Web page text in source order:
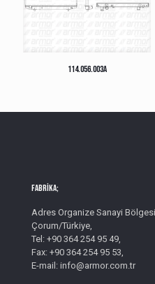
114.056.003A
Fabrika;
Adres Organize Sanayi
Çorum/Türkiye,
Tel: +90 364 254 95 49,
Fax: +90 364 254 95 53,
E-mail: info@armor.com.tr